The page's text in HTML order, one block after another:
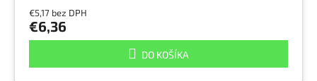
€5,17 bez DPH
€6,36
DO KOŠÍKA